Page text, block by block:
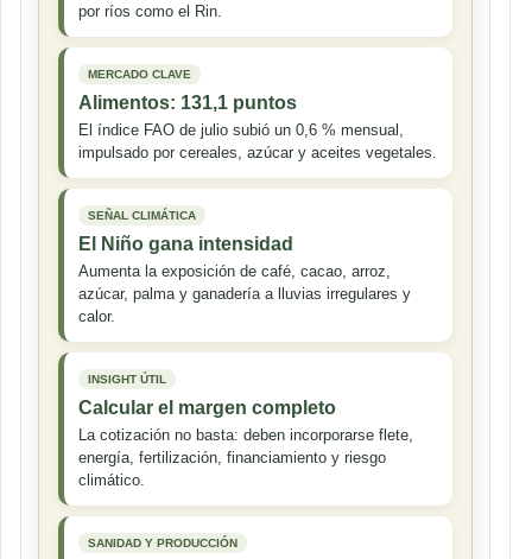
por ríos como el Rin.
MERCADO CLAVE
Alimentos: 131,1 puntos
El índice FAO de julio subió un 0,6 % mensual,
impulsado por cereales, azúcar y aceites vegetales.
SEÑAL CLIMÁTICA
El Niño gana intensidad
Aumenta la exposición de café, cacao, arroz,
azúcar, palma y ganadería a lluvias irregulares y
calor.
INSIGHT ÚTIL
Calcular el margen completo
La cotización no basta: deben incorporarse flete,
energía, fertilización, financiamiento y riesgo
climático.
SANIDAD Y PRODUCCIÓN